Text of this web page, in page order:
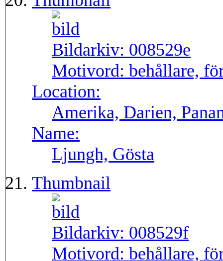
Bildarkiv: 008529e
Motivord: behållare,
Location:
Amerika, Darien,
Name:
Ljungh, Gösta
Thumbnail
Bildarkiv: 008529f
Motivord: behållare,